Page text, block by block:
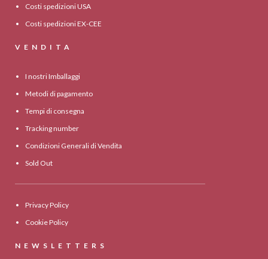
Costi spedizioni USA
Costi spedizioni EX-CEE
VENDITA
I nostri Imballaggi
Metodi di pagamento
Tempi di consegna
Tracking number
Condizioni Generali di Vendita
Sold Out
Privacy Policy
Cookie Policy
NEWSLETTERS